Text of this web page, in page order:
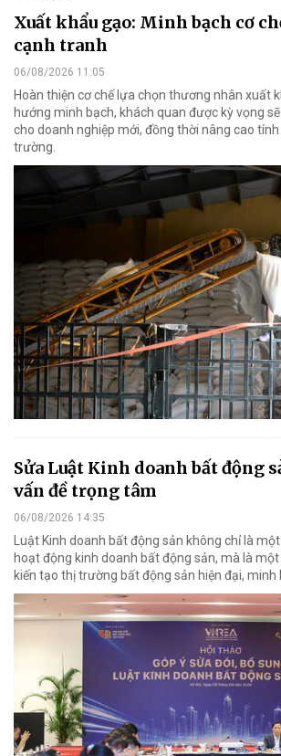
Xuất khẩu gạo: Minh bạch cơ
cạnh tranh
06/08/2026 11:05
Hoàn thiện cơ chế lựa chọn thương nhân xuất
hướng minh bạch, khách quan được kỳ vọng
cho doanh nghiệp mới, đồng thời nâng cao
trường.
Sửa Luật Kinh doanh bất động
vấn đề trọng tâm
06/08/2026 14:35
Luật Kinh doanh bất động sản không chỉ là
hoạt động kinh doanh bất động sản, mà là
kiến tạo thị trường bất động sản hiện đại, minh